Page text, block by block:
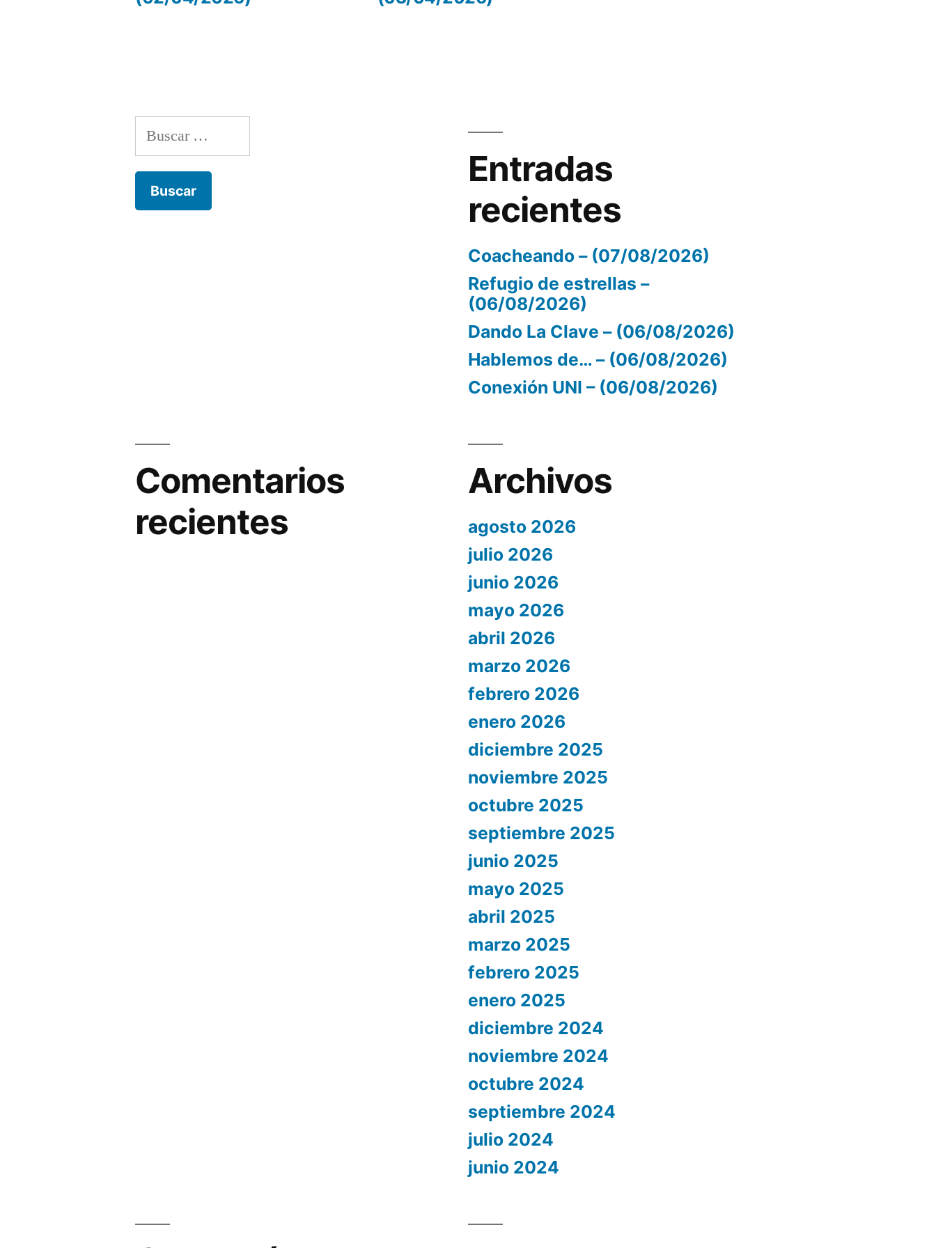
Buscar:
Entradas
recientes
Coacheando – (07/08/2026)
Refugio de estrellas –
(06/08/2026)
Dando La Clave – (06/08/2026)
Hablemos de… – (06/08/2026)
Conexión UNI – (06/08/2026)
Comentarios
recientes
Archivos
agosto 2026
julio 2026
junio 2026
mayo 2026
abril 2026
marzo 2026
febrero 2026
enero 2026
diciembre 2025
noviembre 2025
octubre 2025
septiembre 2025
junio 2025
mayo 2025
abril 2025
marzo 2025
febrero 2025
enero 2025
diciembre 2024
noviembre 2024
octubre 2024
septiembre 2024
julio 2024
junio 2024